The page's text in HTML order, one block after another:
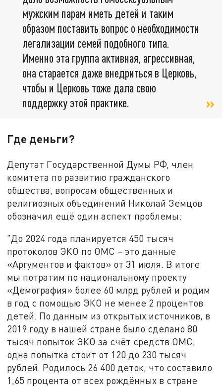
мужским парам иметь детей и таким
образом поставить вопрос о необходимости
легализации семей подобного типа.
Именно эта группа активная, агрессивная,
она старается даже внедриться в Церковь,
чтобы и Церковь тоже дала свою
поддержку этой практике.
Где деньги?
Депутат Государственной Думы РФ, член
комитета по развитию гражданского
общества, вопросам общественных и
религиозных объединений Николай Земцов
обозначил ещё один аспект проблемы:
"До 2024 года планируется 450 тысяч
протоколов ЭКО по ОМС – это данные
«Аргументов и фактов» от 31 июля. В итоге
мы потратим по национальному проекту
«Демография» более 60 млрд рублей и родим
в год с помощью ЭКО не менее 2 процентов
детей. По данным из открытых источников, в
2019 году в нашей стране было сделано 80
тысяч попыток ЭКО за счёт средств ОМС,
одна попытка стоит от 120 до 230 тысяч
рублей. Родилось 26 400 деток, что составило
1,65 процента от всех рождённых в стране